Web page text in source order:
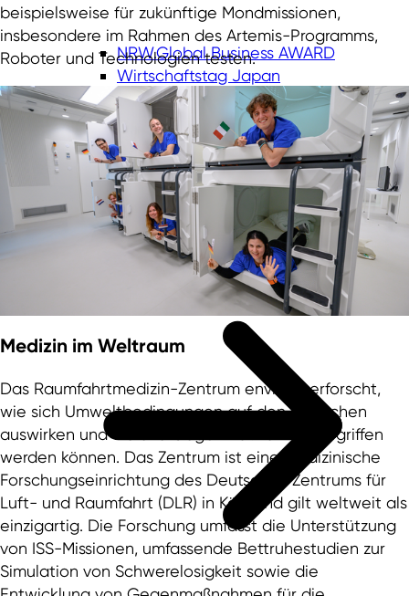
NRW.Global Business AWARD
Wirtschaftstag Japan
Europe's Heartbeat
Projekte Ukraine
NGB.2Sites
Jahresbericht 2025
Aktuelles
beispielsweise für zukünftige Mondmissionen,
insbesondere im Rahmen des Artemis-Programms,
Roboter und Technologien testen.
Medizin im Weltraum
Das Raumfahrtmedizin-Zentrum envihab erforscht,
wie sich Umweltbedingungen auf den Menschen
auswirken und welche Gegenmaßnahmen ergriffen
werden können. Das Zentrum ist eine medizinische
Forschungseinrichtung des Deutschen Zentrums für
Luft- und Raumfahrt (DLR) in Köln und gilt weltweit als
einzigartig. Die Forschung umfasst die Unterstützung
von ISS-Missionen, umfassende Bettruhestudien zur
Simulation von Schwerelosigkeit sowie die